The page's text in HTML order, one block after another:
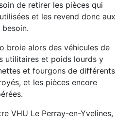
de retirer les pièces qui
et les revend donc aux
broie alors des véhicules de
utilitaires et poids lourds y
et fourgons de différents
et les pièces encore
VHU Le Perray-en-Yvelines,